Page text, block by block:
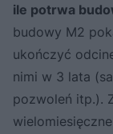
ile potrwa
budowy M2
ukończyć
nimi w 3 lata
pozwoleń itp.).